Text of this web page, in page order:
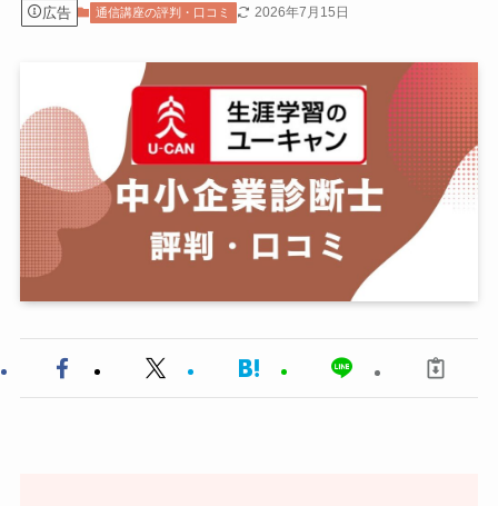
広告 通信講座の評判・口コミ 2026年7月15日